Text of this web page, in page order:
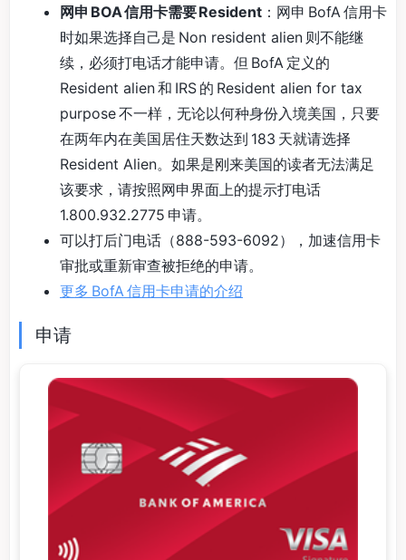
网申 BOA 信用卡需要 Resident ：网申 BofA 信用卡
时如果选择自己是 Non resident alien 则不能继
续，必须打电话才能申请。但 BofA 定义的
Resident alien 和 IRS 的 Resident alien for tax
purpose 不一样，无论以何种身份入境美国，只要
在两年内在美国居住天数达到 183 天就请选择
Resident Alien。如果是刚来美国的读者无法满足
该要求，请按照网申界面上的提示打电话
1.800.932.2775 申请。
可以打后门电话（888-593-6092），加速信用卡
审批或重新审查被拒绝的申请。
更多 BofA 信用卡申请的介绍
申请